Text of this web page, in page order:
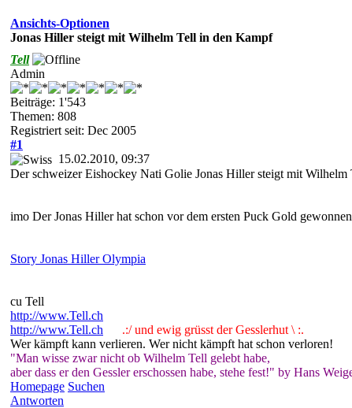
Ansichts-Optionen
Jonas Hiller steigt mit Wilhelm Tell in den Kampf
Tell
Admin
Beiträge: 1'543
Themen: 808
Registriert seit: Dec 2005
#1
15.02.2010, 09:37
Der schweizer Eishockey Nati Golie Jonas Hiller steigt mit
imo Der Jonas Hiller hat schon vor dem ersten Puck Gold
Story Jonas Hiller Olympia
cu Tell
http://www.Tell.ch
http://www.Tell.ch
.:/ und ewig grüsst der Gesslerhut \ :.
Wer kämpft kann verlieren. Wer nicht kämpft hat schon verloren!
"Man wisse zwar nicht ob Wilhelm Tell gelebt habe,
aber dass er den Gessler erschossen habe, stehe fest!" by Hans
Homepage Suchen
Antworten